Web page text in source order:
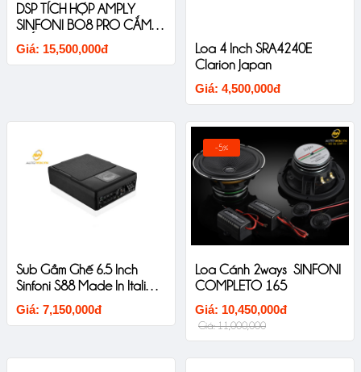
DSP TÍCH HỢP AMPLY
SINFONI BO8 PRO CẮM
GIẮC ZIN CHO XE ĐÃ CÓ
AMPLY
Giá: 15,500,000đ
Loa 4 Inch SRA4240E
Clarion Japan
Giá: 4,500,000đ
Sub Gầm Ghế 6.5 Inch
Sinfoni S88 Made In Italia
New Untral Thin
Giá: 7,150,000đ
-5%
Loa Cánh 2ways SINFONI
COMPLETO 165
Giá: 10,450,000đ
Giá: 11,000,000